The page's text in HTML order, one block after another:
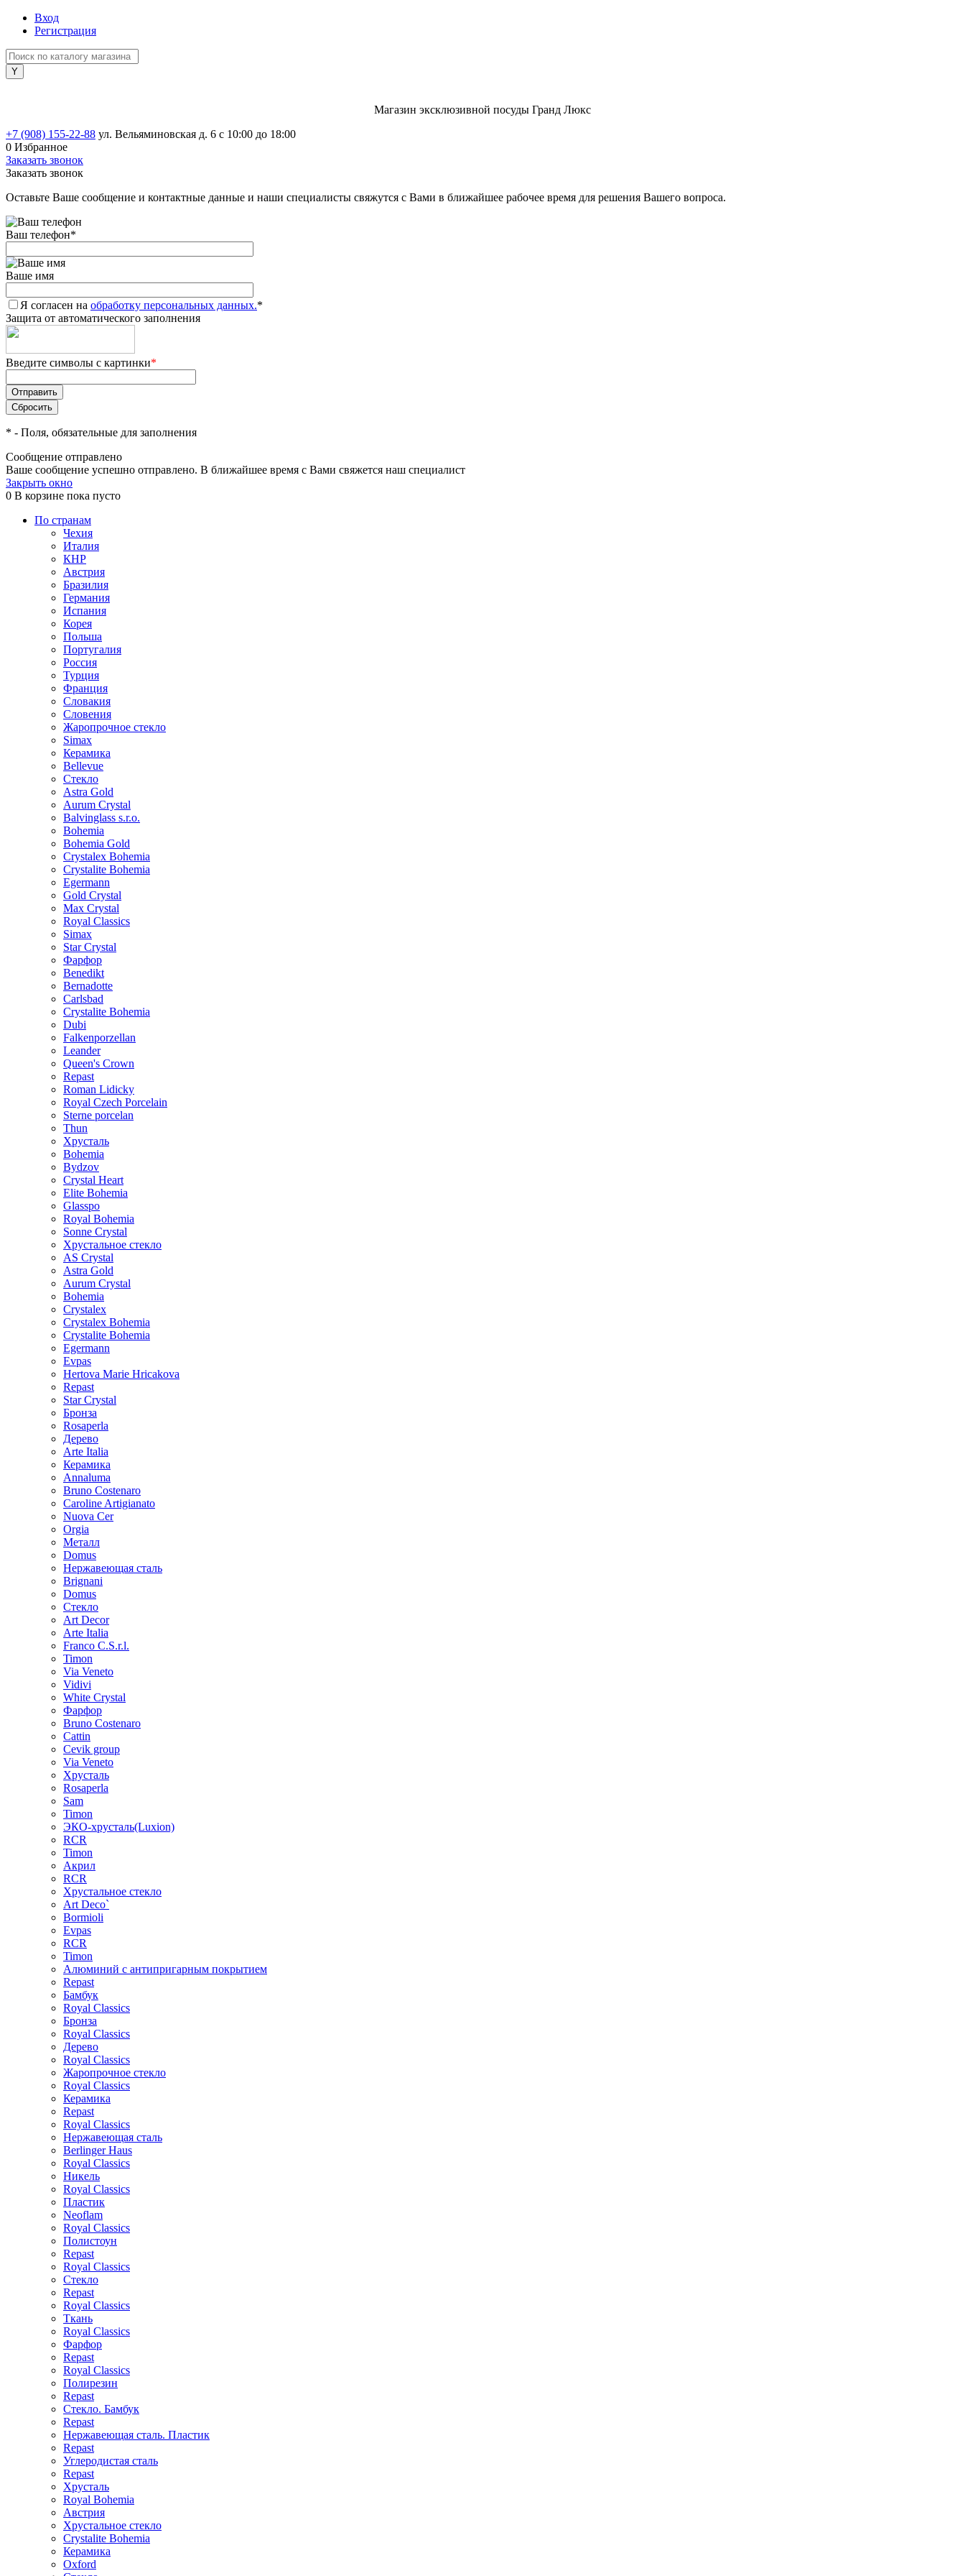
Вход
Регистрация
Магазин эксклюзивной посуды Гранд Люкс
+7 (908) 155-22-88 ул. Вельяминовская д. 6 с 10:00 до 18:00
0 Избранное
Заказать звонок
Заказать звонок
Оставьте Ваше сообщение и контактные данные и наши специалисты свяжутся с Вами в ближайшее рабочее время для решения Вашего вопроса.
Ваш телефон*
Ваше имя
Я согласен на обработку персональных данных.*
Защита от автоматического заполнения
Введите символы с картинки*
* - Поля, обязательные для заполнения
Сообщение отправлено
Ваше сообщение успешно отправлено. В ближайшее время с Вами свяжется наш специалист
Закрыть окно
0 В корзине пока пусто
По странам
Чехия
Италия
КНР
Австрия
Бразилия
Германия
Испания
Корея
Польша
Португалия
Россия
Турция
Франция
Словакия
Словения
Жаропрочное стекло
Simax
Керамика
Bellevue
Стекло
Astra Gold
Aurum Crystal
Balvinglass s.r.o.
Bohemia
Bohemia Gold
Crystalex Bohemia
Crystalite Bohemia
Egermann
Gold Crystal
Max Crystal
Royal Classics
Simax
Star Crystal
Фарфор
Benedikt
Bernadotte
Carlsbad
Crystalite Bohemia
Dubi
Falkenporzellan
Leander
Queen's Crown
Repast
Roman Lidicky
Royal Czech Porcelain
Sterne porcelan
Thun
Хрусталь
Bohemia
Bydzov
Crystal Heart
Elite Bohemia
Glasspo
Royal Bohemia
Sonne Crystal
Хрустальное стекло
AS Crystal
Astra Gold
Aurum Crystal
Bohemia
Crystalex
Crystalex Bohemia
Crystalite Bohemia
Egermann
Evpas
Hertova Marie Hricakova
Repast
Star Crystal
Бронза
Rosaperla
Дерево
Arte Italia
Керамика
Annaluma
Bruno Costenaro
Caroline Artigianato
Nuova Cer
Orgia
Металл
Domus
Нержавеющая сталь
Brignani
Domus
Стекло
Art Decor
Arte Italia
Franco C.S.r.l.
Timon
Via Veneto
Vidivi
White Crystal
Фарфор
Bruno Costenaro
Cattin
Cevik group
Via Veneto
Хрусталь
Rosaperla
Sam
Timon
ЭКО-хрусталь(Luxion)
RCR
Timon
Акрил
RCR
Хрустальное стекло
Art Deco`
Bormioli
Evpas
RCR
Timon
Алюминий с антипригарным покрытием
Repast
Бамбук
Royal Classics
Бронза
Royal Classics
Дерево
Royal Classics
Жаропрочное стекло
Royal Classics
Керамика
Repast
Royal Classics
Нержавеющая сталь
Berlinger Haus
Royal Classics
Никель
Royal Classics
Пластик
Neoflam
Royal Classics
Полистоун
Repast
Royal Classics
Стекло
Repast
Royal Classics
Ткань
Royal Classics
Фарфор
Repast
Royal Classics
Полирезин
Repast
Стекло. Бамбук
Repast
Нержавеющая сталь. Пластик
Repast
Углеродистая сталь
Repast
Хрусталь
Royal Bohemia
Австрия
Хрустальное стекло
Crystalite Bohemia
Керамика
Oxford